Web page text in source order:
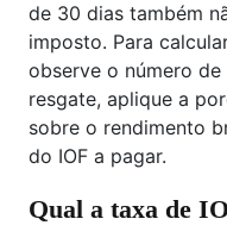
de 30 dias também
imposto. Para
observe o número
resgate, aplique a
sobre o rendimento
do IOF a pagar.
Qual a taxa de